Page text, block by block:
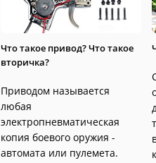
Что такое привод? Что такое
вторичка?
Приводом называется
любая
электропневматическая
копия боевого оружия -
автомата или пулемета.